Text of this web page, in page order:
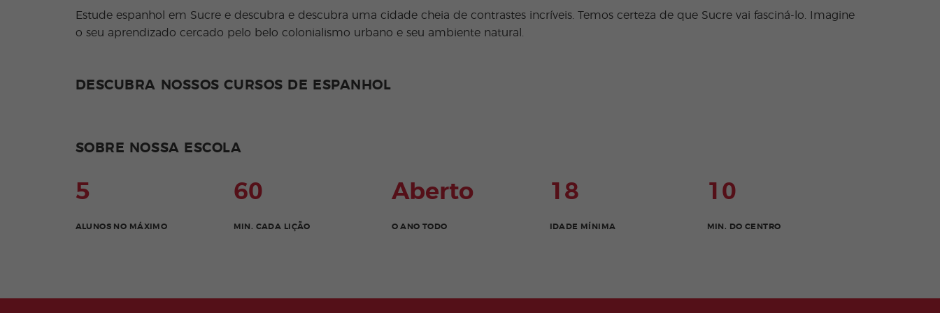
Estude espanhol em Sucre e descubra e descubra uma cidade cheia de contrastes incríveis. Temos certeza de que Sucre vai fasciná-lo. Imagine
o seu aprendizado cercado pelo belo colonialismo urbano e seu ambiente natural.
DESCUBRA NOSSOS CURSOS DE ESPANHOL
SOBRE NOSSA ESCOLA
5
ALUNOS NO MÁXIMO
60
MIN. CADA LIÇÃO
Aberto
O ANO TODO
18
IDADE MÍNIMA
10
MIN. DO CENTRO